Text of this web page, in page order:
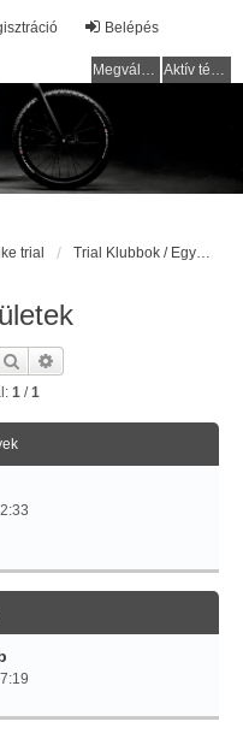
Belépés
Megválaszolatlan témák Aktív témák
trial
Keresés
1 /1